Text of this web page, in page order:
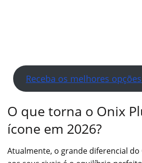
Receba os melhores
O que torna o Onix
ícone em 2026?
Atualmente, o grande diferencial do